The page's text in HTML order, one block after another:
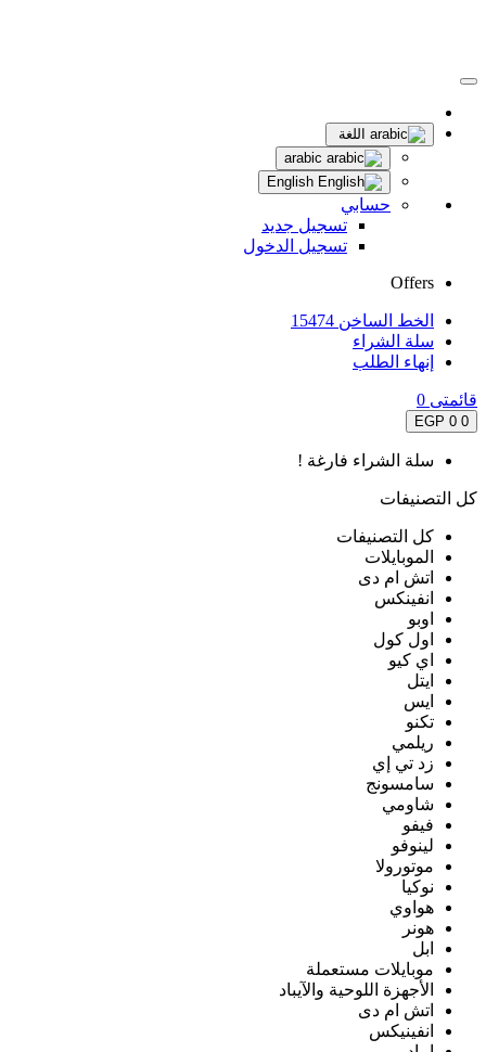
اللغة
حسابي
تسجيل جديد
تسجيل الدخول
Offers
الخط الساخن 15474
سلة الشراء
إنهاء الطلب
قائمتى 0
0
0 EGP
سلة الشراء فارغة !
كل التصنيفات
كل التصنيفات
الموبايلات
اتش ام دى
انفينكس
اوبو
اول كول
اي كيو
ايتل
ايس
تكنو
ريلمي
زد تي إي
سامسونج
شاومي
فيفو
لينوفو
موتورولا
نوكيا
هواوي
هونر
ابل
موبايلات مستعملة
الأجهزة اللوحية والآيباد
اتش ام دى
انفينيكس